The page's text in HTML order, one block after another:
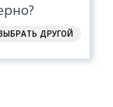
ДРУГОЙ